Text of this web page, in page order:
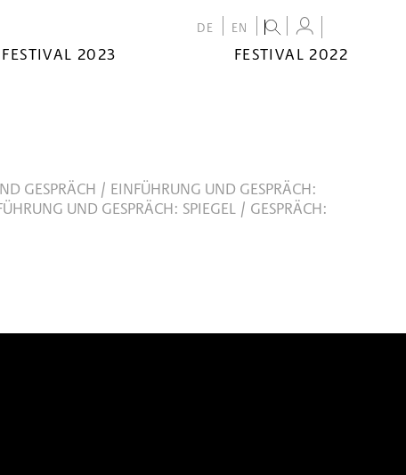
DE EN
FESTIVAL 2023 FESTIVAL 2022
GESPRÄCH / EINFÜHRUNG UND GESPRÄCH:
UND GESPRÄCH: SPIEGEL / GESPRÄCH: